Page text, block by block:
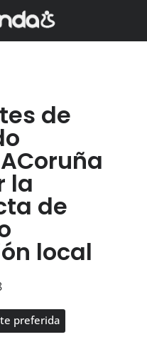
de
la
de
local
preferida